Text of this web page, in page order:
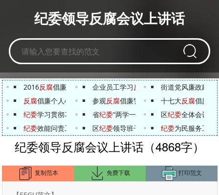
纪委领导反腐会议上讲话
2016反腐倡廉心得体会企业员工学习反腐 倡廉学习心得体会
街道党风廉政建设
反腐倡廉个人心得体会 参观反腐倡廉警示教育展体会
十七大反腐倡廉心
纪委学习贯彻习近平总书记“7?26”重要讲话有感
省纪委“两学一做”专题调研会发言提纲
区纪委全体会议讲
纪委效能问责工作汇报 区纪委领导班子述职报告纪委为民服务工作
纪委领导反腐会议上讲话（4868字）
复制范本 免费下载 打印范文